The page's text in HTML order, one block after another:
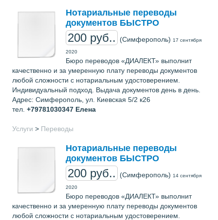
Нотариальные переводы
документов БЫСТРО
200 руб.. (Симферополь) 17 сентября
2020
Бюро переводов «ДИАЛЕКТ» выполнит
качественно и за умеренную плату переводы документов
любой сложности с нотариальным удостоверением.
Индивидуальный подход. Выдача документов день в день.
Адрес: Симферополь, ул. Киевская 5/2 к26
тел. +79781030347 Елена
Услуги > Переводы
Нотариальные переводы
документов БЫСТРО
200 руб.. (Симферополь) 14 сентября
2020
Бюро переводов «ДИАЛЕКТ» выполнит
качественно и за умеренную плату переводы документов
любой сложности с нотариальным удостоверением.